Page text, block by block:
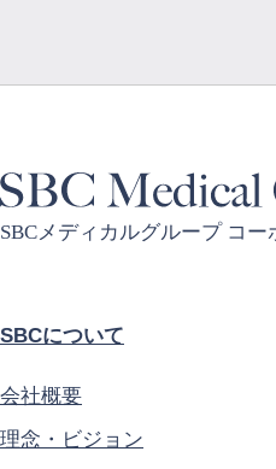
SBCメディカルグループ コー
SBCについて
会社概要
理念・ビジョン